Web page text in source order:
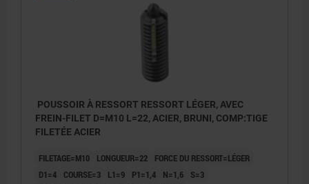
POUSSOIR À RESSORT RESSORT LÉGER, AVEC
FREIN-FILET D=M10 L=22, ACIER, BRUNI, COMP:TIGE
FILETÉE ACIER
FILETAGE=M10 LONGUEUR=22
FORCE DU RESSORT=LÉGER
D1=4
COURSE=3 L1=9 P1=1,4 N=1,6
S=3